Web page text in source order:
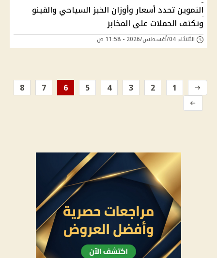
التموين تحدد أسعار وأوزان الخبز السياحي والفينو
وتكثف الحملات على المخابز
الثلاثاء 04/أغسطس/2026 - 11:58 ص
1
2
3
4
5
6
7
8